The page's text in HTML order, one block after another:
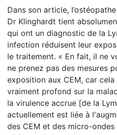
Dans son article,
Dr Klinghardt tient
qui ont un diagnostic de la
infection réduisent leur
le traitement. « En fait, il ne
ne prenez pas des mesures
exposition aux CEM, car
vraiment profond sur la
la virulence accrue [de la
actuellement est liée à
des CEM et des micro-ondes